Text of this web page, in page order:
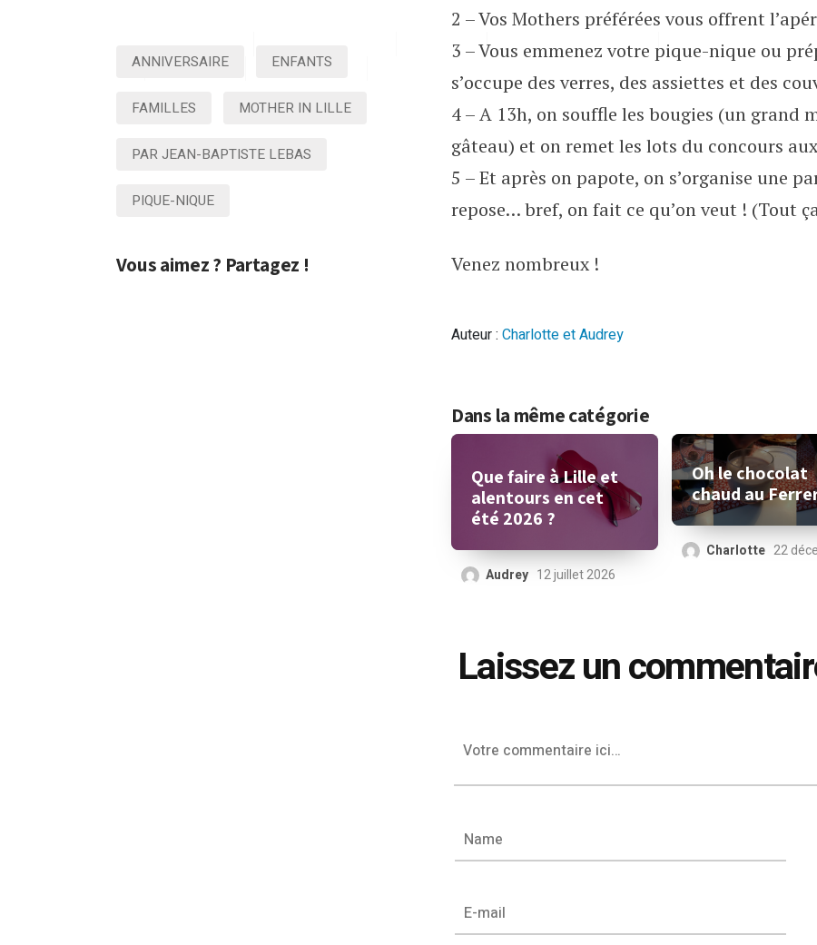
BALADES EXPOS ET ATELIERS
RESTOS
SHOPPING
SPECTACLES
Venez souffler notre 1ere bougie le 29 juin !
2 – Vos Mothers préférées vous offrent
3 – Vous emmenez votre pique-nique ou
s’occupe des verres, des assiettes et des
4 – A 13h, on souffle les bougies (un grand
gâteau) et on remet les lots du concours
5 – Et après on papote, on s’organise une
repose… bref, on fait ce qu’on veut ! (Tout
Venez nombreux !
Auteur : Charlotte et Audrey
ANNIVERSAIRE ENFANTS
FAMILLES MOTHER IN LILLE
PAR JEAN-BAPTISTE LEBAS
PIQUE-NIQUE
Vous aimez ? Partagez !
Dans la même catégorie
Que faire à Lille et
alentours en cet
été 2026 ?
Audrey 12 juillet 2026
Oh le chocolat
chaud au
Charlotte 22
Laissez un